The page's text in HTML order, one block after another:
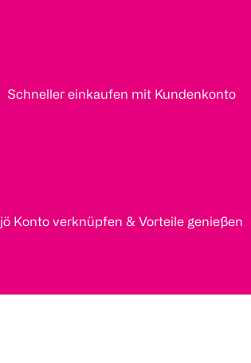
Schneller einkaufen mit Kundenkonto
jö Konto verknüpfen & Vorteile genießen